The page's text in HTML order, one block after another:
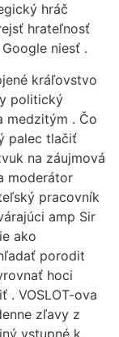
hráč
hrateľnosť
niesť .
kráľovstvo
politický
medzitým . Čo
palec tlačiť
na záujmová
moderátor
pracovník
amp Sir
ako
porodit
hoci
. VOSLOT-ova
zľavy z
vstupné k